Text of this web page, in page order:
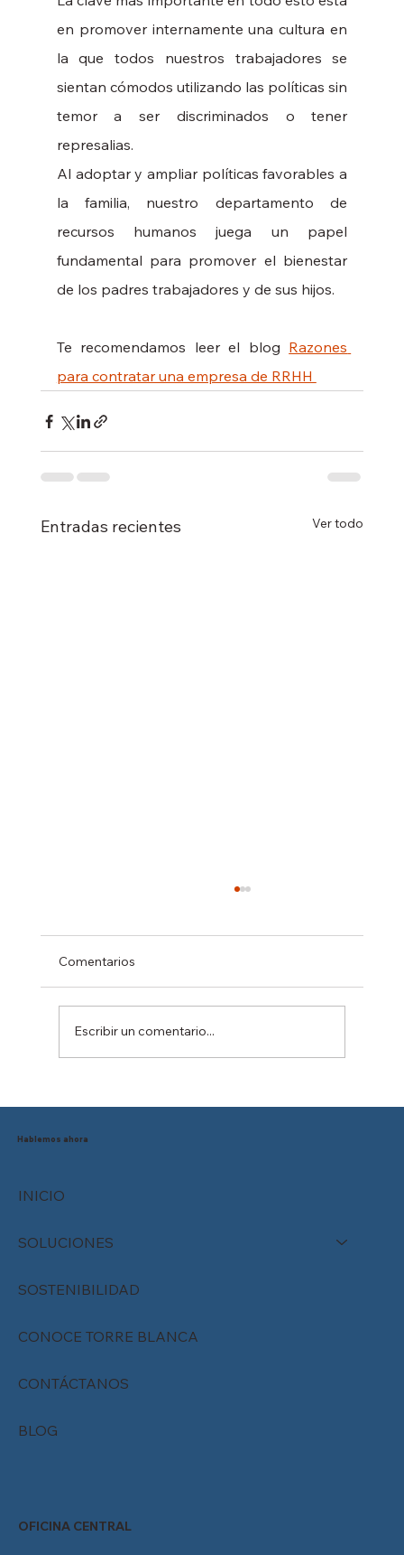
en promover internamente una cultura en
la que todos nuestros trabajadores se
sientan cómodos utilizando las políticas sin
temor a ser discriminados o tener
represalias.
Al adoptar y ampliar políticas favorables a
la familia, nuestro departamento de
recursos humanos juega un papel
fundamental para promover el bienestar
de los padres trabajadores y de sus hijos.
Te recomendamos leer el blog Razones
para contratar una empresa de RRHH
Entradas recientes Ver todo
Comentarios
Escribir un comentario...
INICIO
SOLUCIONES
SOSTENIBILIDAD
CONOCE TORRE BLANCA
CONTÁCTANOS
BLOG
Hablemos ahora
OFICINA CENTRAL